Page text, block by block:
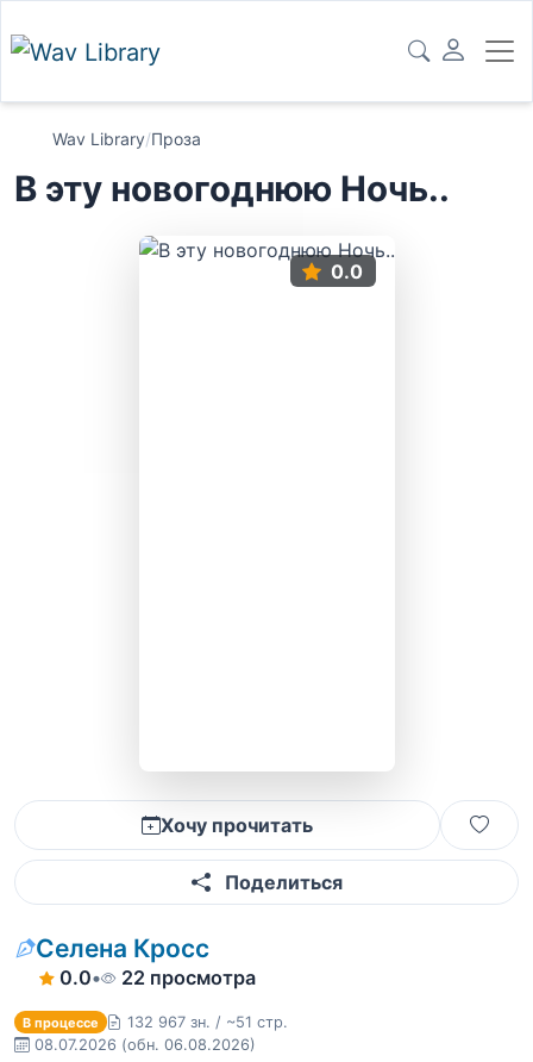
Wav Library/Проза
В эту новогоднюю Ночь..
0.0
Хочу прочитать
Поделиться
Селена Кросс
0.0• 22 просмотра
В процессе
132 967 зн. / ~51 стр.
08.07.2026 (обн. 06.08.2026)